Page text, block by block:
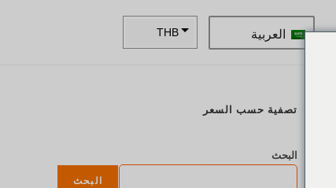
العربية THB
تصفية حسب السعر
البحث
البحث